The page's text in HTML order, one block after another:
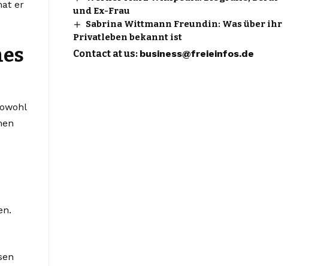
er
und Ex-Frau
Sabrina Wittmann Freundin: Was über ihr
Privatleben bekannt ist
Contact at us: business@freieinfos.de